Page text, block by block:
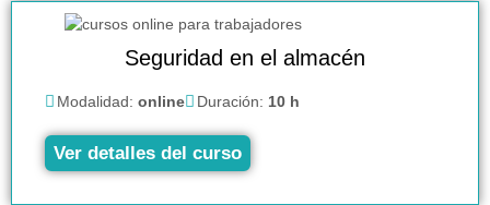
Seguridad en el almacén
Modalidad: online Duración: 10 h
Ver detalles del curso